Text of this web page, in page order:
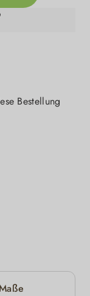
Bestellung